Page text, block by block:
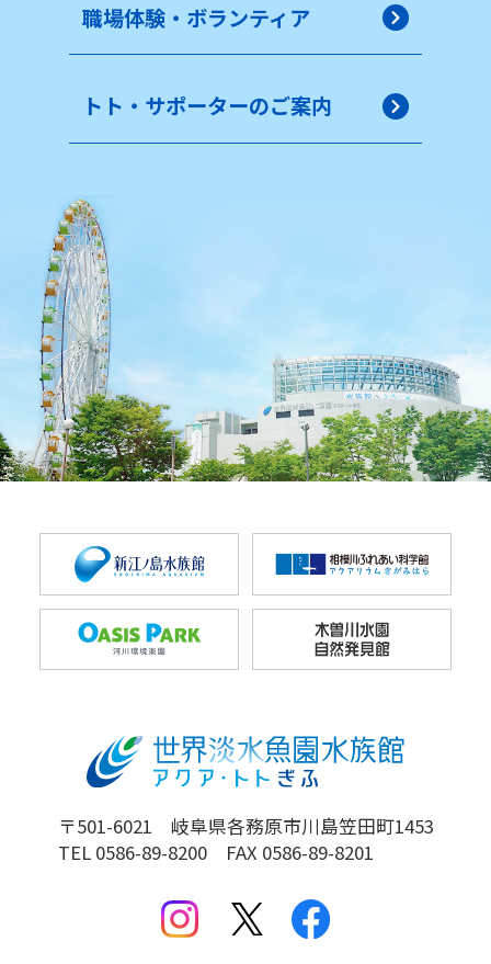
職場体験・ボランティア
トト・サポーターのご案内
〒501-6021 岐阜県各務原市川島笠田町1453
TEL 0586-89-8200 FAX 0586-89-8201